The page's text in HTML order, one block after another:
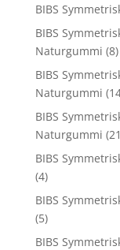
BIBS
BIBS
Naturgummi (8)
BIBS
Naturgummi
BIBS
Naturgummi
BIBS
(4)
BIBS
(5)
BIBS